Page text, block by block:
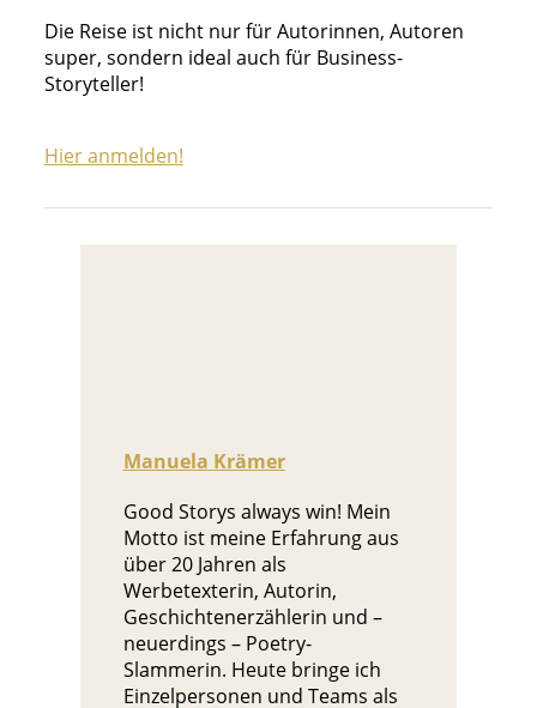
Die Reise ist nicht nur für Autorinnen, Autoren
super, sondern ideal auch für Business-
Storyteller!
Hier anmelden!
Manuela Krämer
Good Storys always win! Mein
Motto ist meine Erfahrung aus
über 20 Jahren als
Werbetexterin, Autorin,
Geschichtenerzählerin und –
neuerdings – Poetry-
Slammerin. Heute bringe ich
Einzelpersonen und Teams als